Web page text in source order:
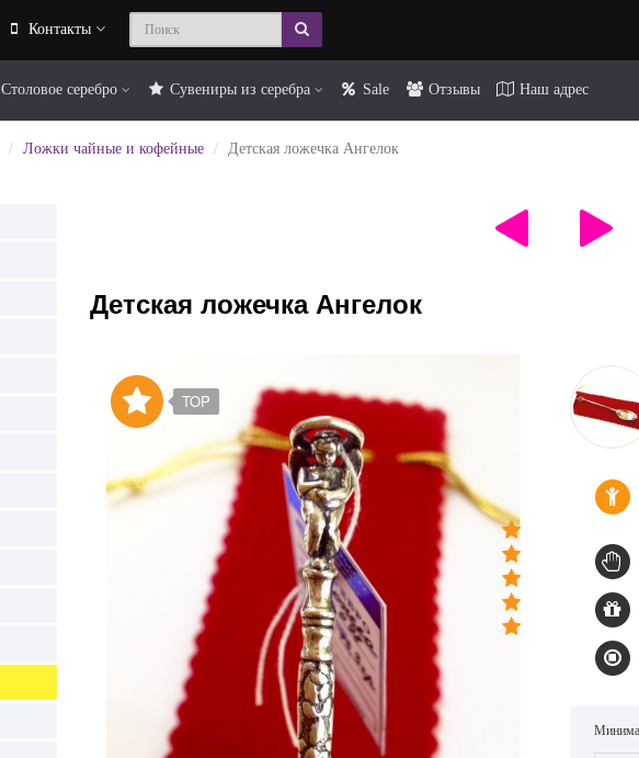
Контакты
Столовое серебро Сувениры из серебра Sale Отзывы Наш адрес
Ложки чайные и кофейные Детская ложечка Ангелок
Детская ложечка Ангелок
TOP